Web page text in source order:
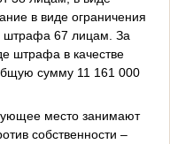
в виде ограничения
штрафа 67 лицам. За
штрафа в качестве
сумму 11 161 000
место занимают
собственности –